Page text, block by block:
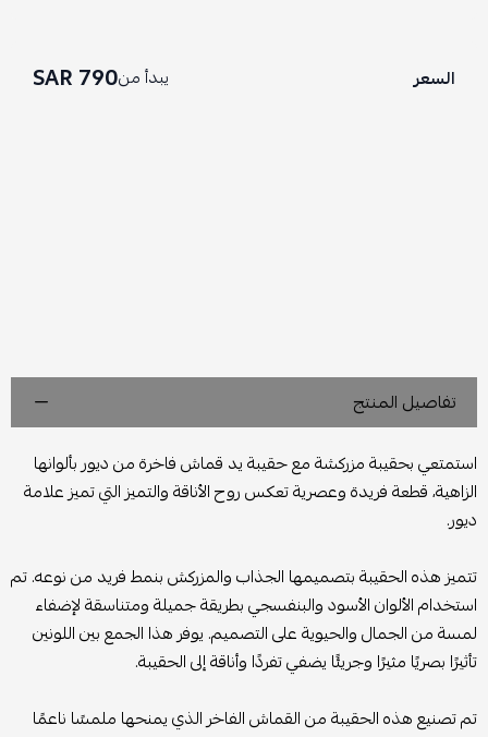
السعر يبدأ من790 SAR
تفاصيل المنتج
استمتعي بحقيبة مزركشة مع حقيبة يد قماش فاخرة من ديور بألوانها
الزاهية، قطعة فريدة وعصرية تعكس روح الأناقة والتميز التي تميز علامة
ديور.
تتميز هذه الحقيبة بتصميمها الجذاب والمزركش بنمط فريد من نوعه. تم
استخدام الألوان الأسود والبنفسجي بطريقة جميلة ومتناسقة لإضفاء
لمسة من الجمال والحيوية على التصميم. يوفر هذا الجمع بين اللونين
تأثيرًا بصريًا مثيرًا وجريئًا يضفي تفردًا وأناقة إلى الحقيبة.
تم تصنيع هذه الحقيبة من القماش الفاخر الذي يمنحها ملمسًا ناعمًا